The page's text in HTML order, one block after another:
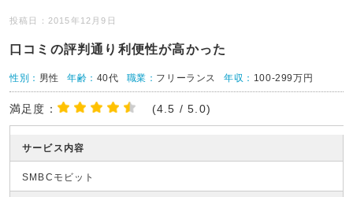
投稿日：2015年12月9日
口コミの評判通り利便性が高かった
性別： 男性 年齢： 40代 職業： フリーランス 年収： 100-299万円
満足度： (4.5 / 5.0)
サービス内容
SMBCモビット